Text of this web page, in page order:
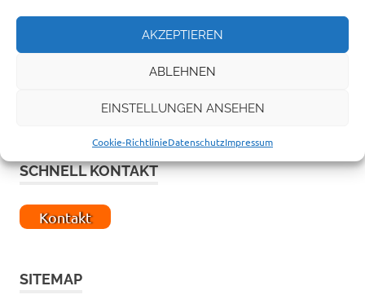
AKZEPTIEREN
ABLEHNEN
EINSTELLUNGEN ANSEHEN
Cookie-RichtlinieDatenschutzImpressum
SCHNELL KONTAKT
Kontakt
SITEMAP